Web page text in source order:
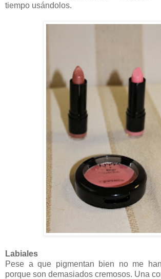
tiempo usándolos.
Labiales
Pese a que pigmentan bien no me
porque son demasiados cremosos. Una